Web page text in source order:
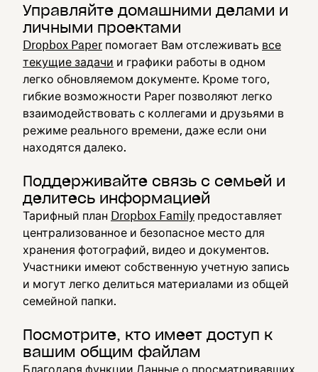
Управляйте домашними делами и
личными проектами
Dropbox Paper помогает Вам отслеживать все
текущие задачи и графики работы в одном
легко обновляемом документе. Кроме того,
гибкие возможности Paper позволяют легко
взаимодействовать с коллегами и друзьями в
режиме реального времени, даже если они
находятся далеко.
Поддерживайте связь с семьей и
делитесь информацией
Тарифный план Dropbox Family предоставляет
централизованное и безопасное место для
хранения фотографий, видео и документов.
Участники имеют собственную учетную запись
и могут легко делиться материалами из общей
семейной папки.
Посмотрите, кто имеет доступ к
вашим общим файлам
Благодаря функции Данные о просматривавших